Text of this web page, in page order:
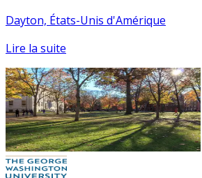
Dayton, États-Unis d'Amérique
Lire la suite